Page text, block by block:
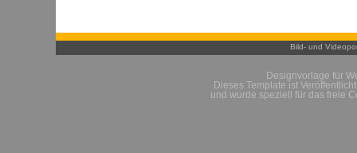
Bild- und
Designvorlage für
Dieses Template ist
und wurde speziell für das freie